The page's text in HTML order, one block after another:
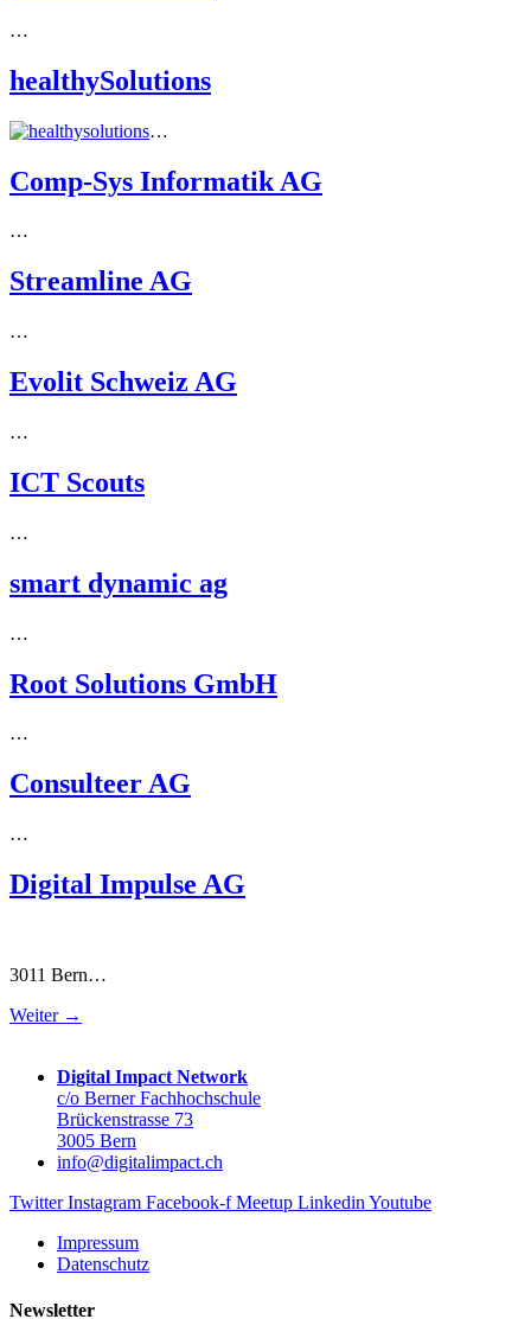
…
healthySolutions
…
Comp-Sys Informatik AG
…
Streamline AG
…
Evolit Schweiz AG
…
ICT Scouts
…
smart dynamic ag
…
Root Solutions GmbH
…
Consulteer AG
…
Digital Impulse AG
3011 Bern…
Weiter →
Digital Impact Network
c/o Berner Fachhochschule
Brückenstrasse 73
3005 Bern
info@digitalimpact.ch
Twitter Instagram Facebook-f Meetup Linkedin Youtube
Impressum
Datenschutz
Newsletter